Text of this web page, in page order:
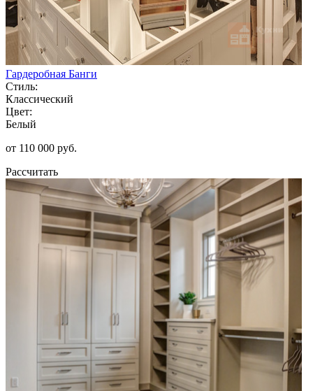
Гардеробная Банги
Стиль:
Классический
Цвет:
Белый
от 110 000 руб.
Рассчитать